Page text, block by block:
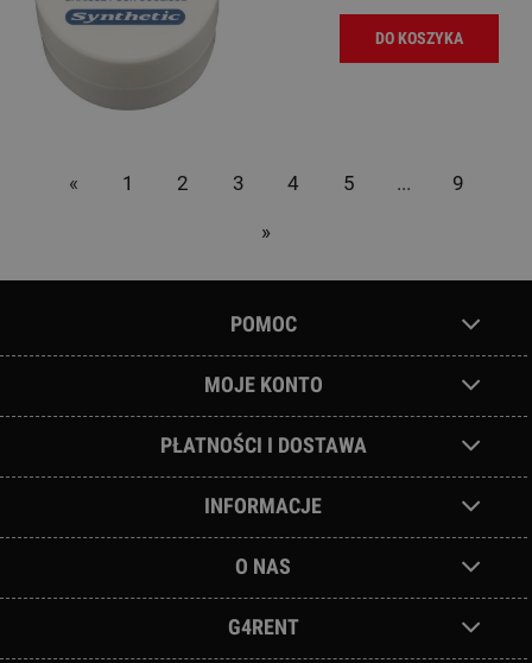
DO KOSZYKA
« 1 2 3 4 5 ... 9
»
POMOC
MOJE KONTO
PŁATNOŚCI I DOSTAWA
INFORMACJE
O NAS
G4RENT